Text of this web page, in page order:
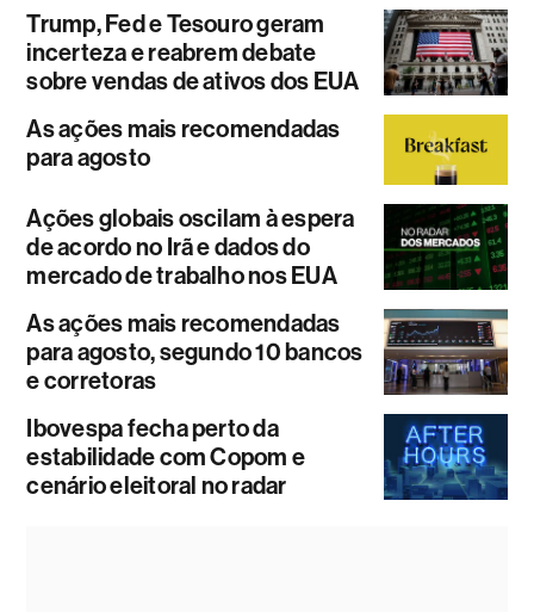
Trump, Fed e Tesouro geram
incerteza e reabrem debate
sobre vendas de ativos dos EUA
As ações mais recomendadas
para agosto
Ações globais oscilam à espera
de acordo no Irã e dados do
mercado de trabalho nos EUA
As ações mais recomendadas
para agosto, segundo 10 bancos
e corretoras
Ibovespa fecha perto da
estabilidade com Copom e
cenário eleitoral no radar